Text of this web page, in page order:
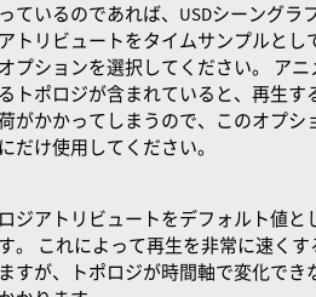
ているのであれば、USDシーングラ
トリビュートをタイムサンプルとし
プションを選択してください。 アニ
トポロジが含まれていると、再生す
がかかってしまうので、このオプシ
だけ使用してください。
ジアトリビュートをデフォルト値と
。 これによって再生を非常に速くす
すが、トポロジが時間軸で変化でき